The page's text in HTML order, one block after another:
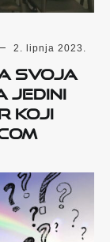
2. lipnja 2023.
svoja
jedini
koji